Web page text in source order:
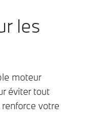
les
moteur
éviter tout
votre